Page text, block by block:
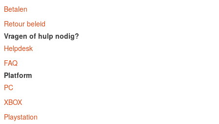
Betalen
Retour beleid
Vragen of hulp nodig?
Helpdesk
FAQ
Platform
PC
XBOX
Playstation